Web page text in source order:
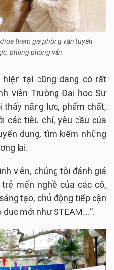
tham gia phỏng vấn tuyển
phòng phỏng vấn.
tại cũng đang có rất
viên Trường Đại học Sư
thấy năng lực, phẩm chất,
các tiêu chí, yêu cầu của
dụng, tìm kiếm những
lai.
viên, chúng tôi đánh giá
mến nghề của các cô,
tạo, chủ động tiếp cận
mới như STEAM...”.